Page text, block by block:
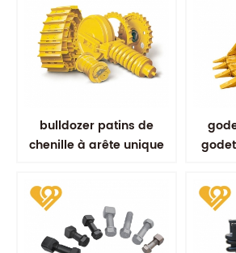
bulldozer patins de
chenille à arête unique